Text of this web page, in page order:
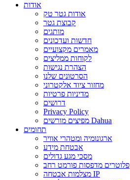
אודות
אודות גטר טק
קבוצת גטר
מותגים
חדשות ועדכונים
מאמרים מקצועיים
לקוחות ממליצים
הצהרת נגישות
הסרטונים שלנו
מחזור ציוד אלקטרוני
מדיניות פרטיות
דרושים
Privacy Policy
מפיצים מורשים Dahua
תחומים
ארגונומיה ומטהרי אוויר
אבטחת מידע
מסכי מגע גדולים
פלוטרים מדפסות פורמט רחב
מצלמות אבטחה IP